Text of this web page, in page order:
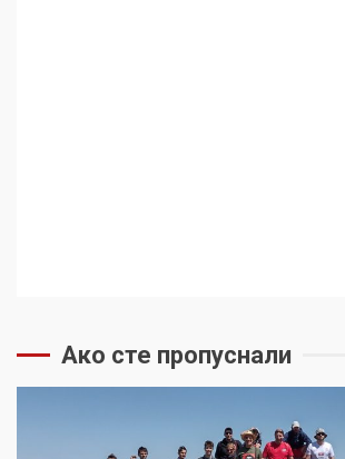
Ако сте пропуснали